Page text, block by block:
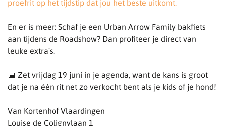
proefrit op het tijdstip dat jou het beste uitkomt.
En er is meer: Schaf je een Urban Arrow Family bakfiets
aan tijdens de Roadshow? Dan profiteer je direct van
leuke extra's.
📅 Zet vrijdag 19 juni in je agenda, want de kans is groot
dat je na één rit net zo verkocht bent als je kids of je hond!
Van Kortenhof Vlaardingen
Louise de Colignylaan 1